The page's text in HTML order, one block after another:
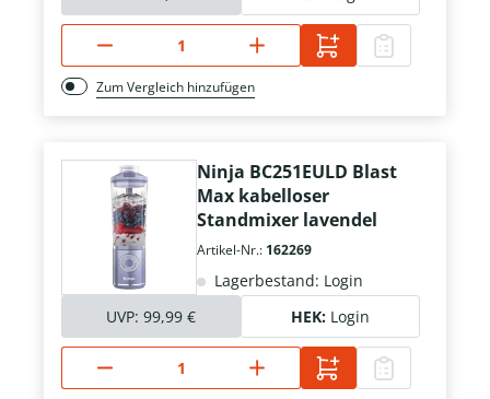
Zum Vergleich hinzufügen
Ninja BC251EULD Blast
Max kabelloser
Standmixer lavendel
Artikel-Nr.: 162269
Lagerbestand: Login
UVP: 99,99 € HEK: Login